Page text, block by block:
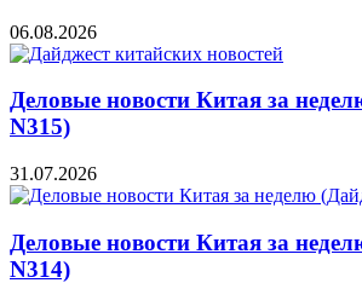
06.08.2026
Деловые новости Китая за
N315)
31.07.2026
Деловые новости Китая за
N314)